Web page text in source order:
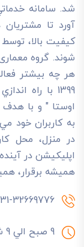
شد. سامانه
آورد تا
کيفيت بالا،
شوند. گروه
هر چه بيشتر
1399 با راه
اوستا " و با
به کاربران خود
در منزل، محل
اپليکيشن در
هميشه برقرار،
32669776
9 صبح الي 9 شب